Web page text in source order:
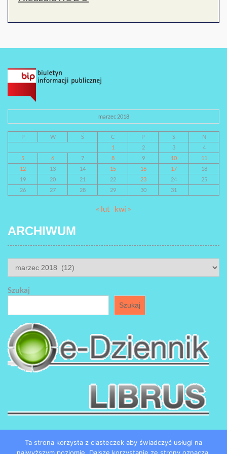
marzec 2018
P W Ś C P S
N
1
2 3
4
5
6 7 8 9 10
11
12
13 14 15 16 17
18
19
20 21 22 23 24
25
26
27 28 29 30 31
« lut kwi »
ARCHIWUM
ARCHIWUM
Szukaj
Szukaj
Ta strona korzysta z ciasteczek aby świadczyć usługi na